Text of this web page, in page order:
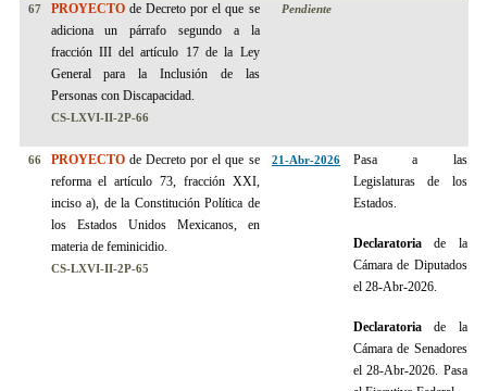
67 PROYECTOde Decreto por el que se
adiciona un párrafo segundo a la
fracción III del artículo 17 de la Ley
General para la Inclusión de las
Personas con Discapacidad.
CS-LXVI-II-2P-66
Pendiente
66 PROYECTOde Decreto por el que se
reforma el artículo 73, fracción XXI,
inciso a), de la Constitución Política de
los Estados Unidos Mexicanos, en
materia de feminicidio.
CS-LXVI-II-2P-65
21-Abr-2026
Pasa a las
Legislaturas de los
Estados.
Declaratoria de la
Cámara de Diputados
el 28-Abr-2026.
Declaratoriade la
Cámara de Senadores
el 28-Abr-2026. Pasa